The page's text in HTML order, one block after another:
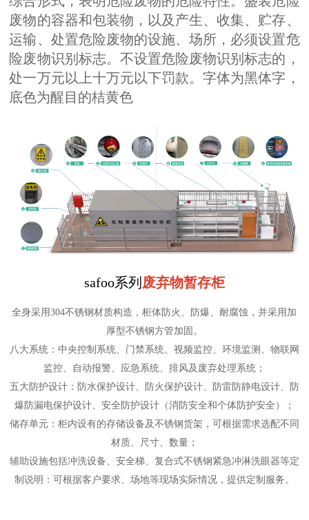
废物的容器和包装物，以及产生、收集、贮存、
运输、处置危险废物的设施、场所，必须设置危
险废物识别标志。不设置危险废物识别标志的，
处一万元以上十万元以下罚款。字体为黑体字，
底色为醒目的桔黄色
safoo系列 废弃物暂存柜
全身采用304不锈钢材质构造，柜体防火、防爆、耐腐蚀，并采用加
厚型不锈钢方管加固。
八大系统：中央控制系统、门禁系统、视频监控、环境监测、物联网
监控、自动报警、应急系统、排风及废弃处理系统；
五大防护设计：防水保护设计、防火保护设计、防雷防静电设计、防
爆防漏电保护设计、安全防护设计（消防安全和个体防护安全）；
储存单元：柜内设有的存储设备及不锈钢货架，可根据需求选配不同
材质、尺寸、数量；
辅助设施包括冲洗设备、安全梯、复合式不锈钢紧急冲淋洗眼器等定
制说明：可根据客户要求、场地等现场实际情况，提供定制服务。